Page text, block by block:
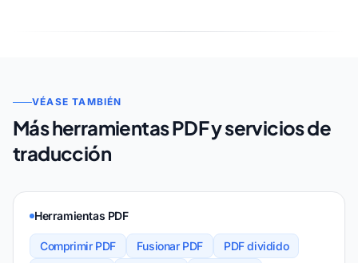
VÉASE TAMBIÉN
Más herramientas PDF y servicios de
traducción
Herramientas PDF
Comprimir PDF Fusionar PDF
PDF dividido